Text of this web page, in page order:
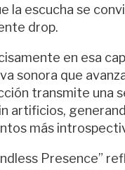
la escucha se
drop.
en esa
sonora que
transmite una
artificios,
más
Presence”